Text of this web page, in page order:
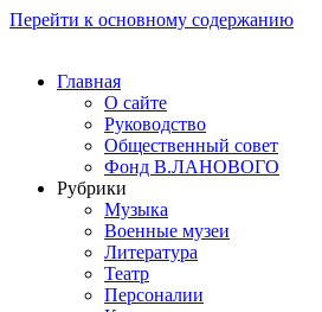
Перейти к основному содержанию
Главная
О сайте
Руководство
Общественный совет
Фонд В.ЛАНОВОГО
Рубрики
Музыка
Военные музеи
Литература
Театр
Персоналии